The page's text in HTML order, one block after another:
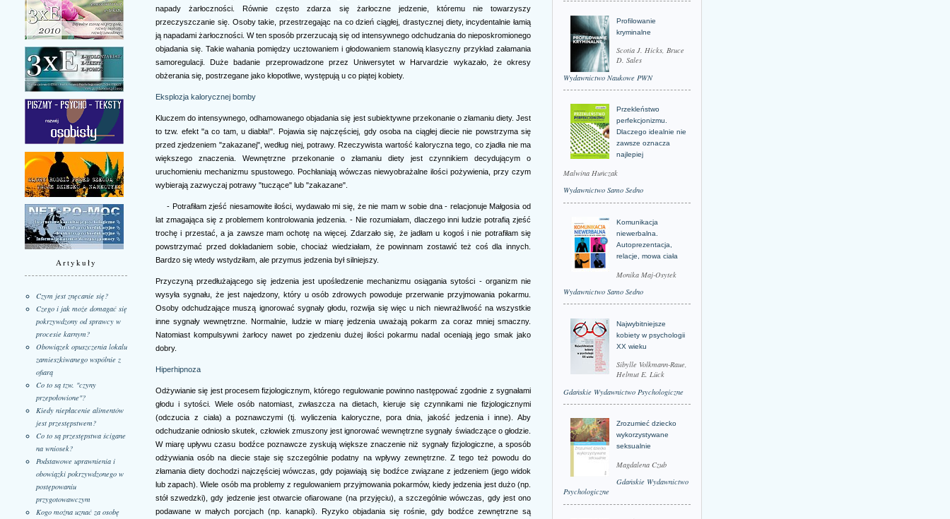
Artykuły
Czym jest znęcanie się?
Czego i jak może domagać się
pokrzywdzony od sprawcy w
procesie karnym?
Obowiązek opuszczenia lokalu
zamieszkiwanego wspólnie z
ofiarą
Co to są tzw. "czyny
przepołowione"?
Kiedy niepłacenie alimentów
jest przestępstwem?
Co to są przestępstwa ścigane
na wniosek?
Podstawowe uprawnienia i
obowiązki pokrzywdzonego w
postępowaniu
przygotowawczym
Kogo można uznać za osobę
napady żarłoczności. Równie często zdarza się żarłoczne jedzenie, któremu nie towarzyszy
przeczyszczanie się. Osoby takie, przestrzegając na co dzień ciągłej, drastycznej diety, incydentalnie łamią
ją napadami żarłoczności. W ten sposób przerzucają się od intensywnego odchudzania do nieposkromionego
objadania się. Takie wahania pomiędzy ucztowaniem i głodowaniem stanowią klasyczny przykład załamania
samoregulacji. Duże badanie przeprowadzone przez Uniwersytet w Harvardzie wykazało, że okresy
obżerania się, postrzegane jako kłopotliwe, występują u co piątej kobiety.
Eksplozja kalorycznej bomby
Kluczem do intensywnego, odhamowanego objadania się jest subiektywne przekonanie o złamaniu diety. Jest
to tzw. efekt "a co tam, u diabła!". Pojawia się najczęściej, gdy osoba na ciągłej diecie nie powstrzyma się
przed zjedzeniem "zakazanej", według niej, potrawy. Rzeczywista wartość kaloryczna tego, co zjadła nie ma
większego znaczenia. Wewnętrzne przekonanie o złamaniu diety jest czynnikiem decydującym o
uruchomieniu mechanizmu spustowego. Pochłaniają wówczas niewyobrażalne ilości pożywienia, przy czym
wybierają zazwyczaj potrawy "tuczące" lub "zakazane".
- Potrafiłam zjeść niesamowite ilości, wydawało mi się, że nie mam w sobie dna - relacjonuje Małgosia od
lat zmagająca się z problemem kontrolowania jedzenia. - Nie rozumiałam, dlaczego inni ludzie potrafią zjeść
trochę i przestać, a ja zawsze mam ochotę na więcej. Zdarzało się, że jadłam u kogoś i nie potrafiłam się
powstrzymać przed dokładaniem sobie, chociaż wiedziałam, że powinnam zostawić też coś dla innych.
Bardzo się wtedy wstydziłam, ale przymus jedzenia był silniejszy.
Przyczyną przedłużającego się jedzenia jest upośledzenie mechanizmu osiągania sytości - organizm nie
wysyła sygnału, że jest najedzony, który u osób zdrowych powoduje przerwanie przyjmowania pokarmu.
Osoby odchudzające muszą ignorować sygnały głodu, rozwija się więc u nich niewrażliwość na wszystkie
inne sygnały wewnętrzne. Normalnie, ludzie w miarę jedzenia uważają pokarm za coraz mniej smaczny.
Natomiast kompulsywni żarłocy nawet po zjedzeniu dużej ilości pokarmu nadal oceniają jego smak jako
dobry.
Hiperhipnoza
Odżywianie się jest procesem fizjologicznym, którego regulowanie powinno następować zgodnie z sygnałami
głodu i sytości. Wiele osób natomiast, zwłaszcza na dietach, kieruje się czynnikami nie fizjologicznymi
(odczucia z ciała) a poznawczymi (tj. wyliczenia kaloryczne, pora dnia, jakość jedzenia i inne). Aby
odchudzanie odniosło skutek, człowiek zmuszony jest ignorować wewnętrzne sygnały świadczące o głodzie.
W miarę upływu czasu bodźce poznawcze zyskują większe znaczenie niż sygnały fizjologiczne, a sposób
odżywiania osób na diecie staje się szczególnie podatny na wpływy zewnętrzne. Z tego też powodu do
złamania diety dochodzi najczęściej wówczas, gdy pojawiają się bodźce związane z jedzeniem (jego widok
lub zapach). Wiele osób ma problemy z regulowaniem przyjmowania pokarmów, kiedy jedzenia jest dużo (np.
stół szwedzki), gdy jedzenie jest otwarcie ofiarowane (na przyjęciu), a szczególnie wówczas, gdy jest ono
podawane w małych porcjach (np. kanapki). Ryzyko objadania się rośnie, gdy bodźce zewnętrzne są
Profilowanie
kryminalne
Scotia J. Hicks, Bruce
D. Sales
Wydawnictwo Naukowe PWN
Przekleństwo
perfekcjonizmu.
Dlaczego idealnie nie
zawsze oznacza
najlepiej
Malwina Huńczak
Wydawnictwo Samo Sedno
Komunikacja
niewerbalna.
Autoprezentacja,
relacje, mowa ciała
Monika Maj-Osytek
Wydawnictwo Samo Sedno
Najwybitniejsze
kobiety w psychologii
XX wieku
Sibylle Volkmann-Raue,
Helmut E. Lück
Gdańskie Wydawnictwo Psychologiczne
Zrozumieć dziecko
wykorzystywane
seksualnie
Magdalena Czub
Gdańskie Wydawnictwo
Psychologiczne